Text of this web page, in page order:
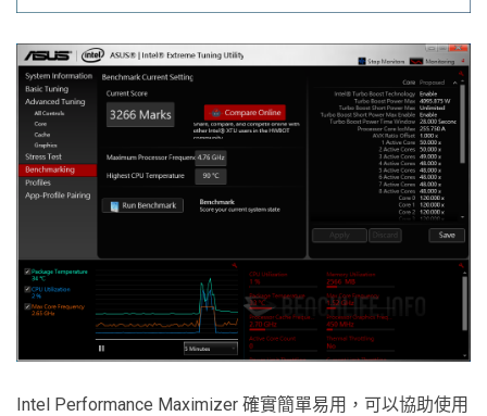
Intel Performance Maximizer 確實簡單易用，可以協助使用